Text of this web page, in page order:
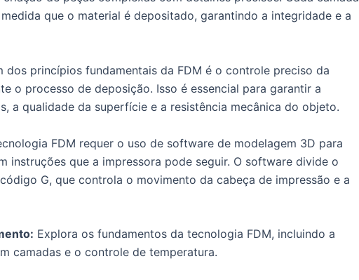
que o material é depositado, garantindo a integridade e a
dos princípios fundamentais da FDM é o controle preciso da
o processo de deposição. Isso é essencial para garantir a
a qualidade da superfície e a resistência mecânica do objeto.
FDM requer o uso de software de modelagem 3D para
instruções que a impressora pode seguir. O software divide o
G, que controla o movimento da cabeça de impressão e a
Explora os fundamentos da tecnologia FDM, incluindo a
camadas e o controle de temperatura.